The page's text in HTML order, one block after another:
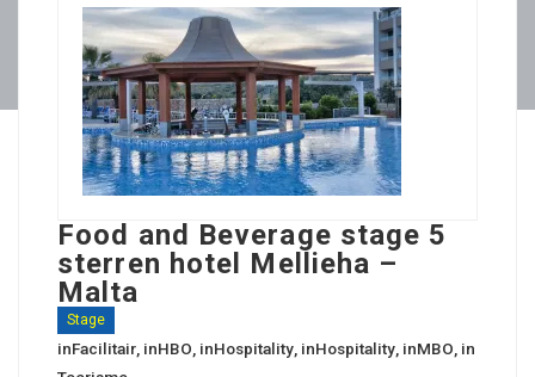
Food and Beverage stage 5
sterren hotel Mellieha –
Malta
Stage
inFacilitair , inHBO , inHospitality , inHospitality , inMBO , in